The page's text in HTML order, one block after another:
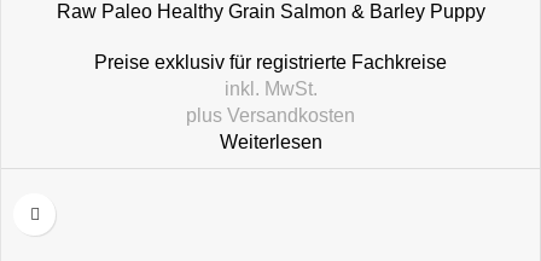
Raw Paleo Healthy Grain Salmon & Barley Puppy
Preise exklusiv für registrierte Fachkreise
inkl. MwSt.
plus Versandkosten
Weiterlesen